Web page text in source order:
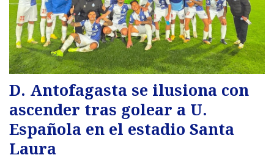
D. Antofagasta se ilusiona con
ascender tras golear a U.
Española en el estadio Santa
Laura